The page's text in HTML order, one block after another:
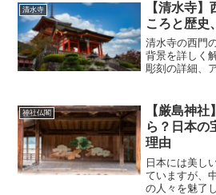
清水寺
【清水寺
ころと歴史
清水寺の西門
背景を詳しく
彫刻の詳細、
クしよう
神社仏閣
【厳島神
ら？日本の
理由
日本には美し
ていますが、
の人々を魅了